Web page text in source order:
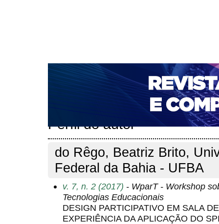
CAPA SOBRE ACESSO CADASTRO
NOTÍCIAS
PORTAL DE REVISTAS DA UNIFACS
PARA AVALIADORES
NOVA SUBMISSÃO
Perfil do autor
do Rêgo, Beatriz Brito,
Federal da Bahia - UFBA
v. 7, n. 2 (2017) - WparT - Workshop
Tecnologias Educacionais
DESIGN PARTICIPATIVO EM SALA
EXPERIÊNCIA DA APLICAÇÃO DO